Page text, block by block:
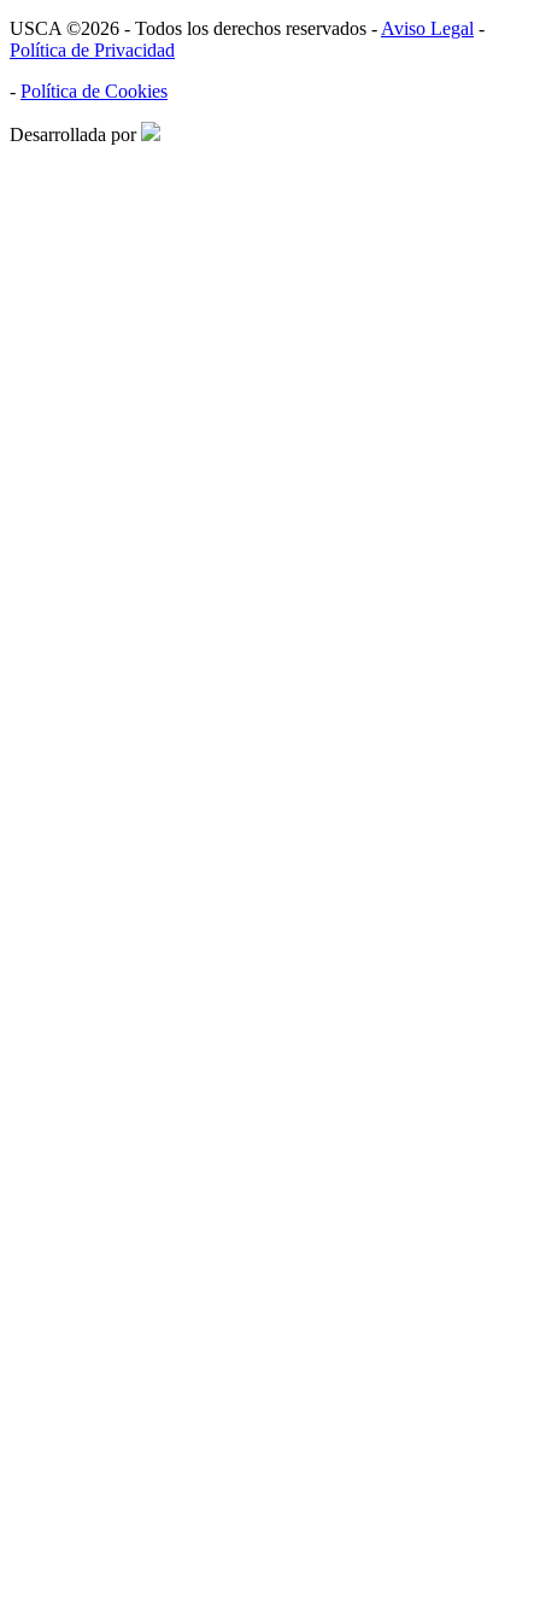
USCA ©2026 - Todos los derechos reservados - Aviso Legal -
Política de Privacidad
- Política de Cookies
Desarrollada por